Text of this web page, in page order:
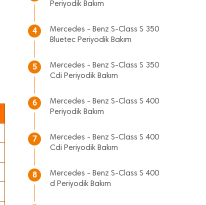
Periyodik Bakım
4
Mercedes - Benz S-Class S 350
Bluetec Periyodik Bakım
5
Mercedes - Benz S-Class S 350
Cdi Periyodik Bakım
6
Mercedes - Benz S-Class S 400
Periyodik Bakım
7
Mercedes - Benz S-Class S 400
Cdi Periyodik Bakım
8
Mercedes - Benz S-Class S 400
d Periyodik Bakım